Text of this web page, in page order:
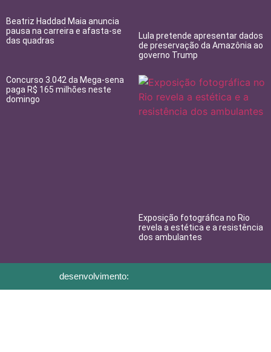
Beatriz Haddad Maia anuncia
pausa na carreira e afasta-se
das quadras
Lula pretende apresentar dados
de preservação da Amazônia ao
governo Trump
Concurso 3.042 da Mega-sena
paga R$ 165 milhões neste
domingo
Exposição fotográfica no Rio
revela a estética e a resistência
dos ambulantes
desenvolvimento: